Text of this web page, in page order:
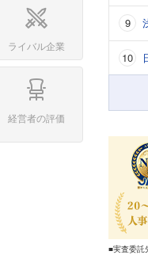
ライバル企業
経営者の評価
■実査委託